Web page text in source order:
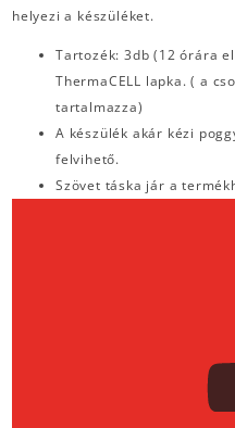
helyezi a készüléket.
Tartozék: 3db (12 órára
ThermaCELL lapka. ( a
tartalmazza)
A készülék akár kézi
felvihető.
Szövet táska jár a